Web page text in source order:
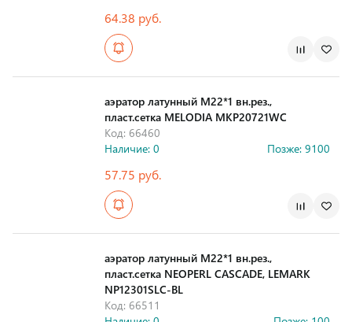
64.38 руб.
аэратор латунный М22*1 вн.рез.,
пласт.сетка MELODIA MKP20721WC
Код: 66460
Наличие: 0
Позже: 9100
57.75 руб.
аэратор латунный М22*1 вн.рез.,
пласт.сетка NEOPERL CASCADE, LEMARK
NP12301SLC-BL
Код: 66511